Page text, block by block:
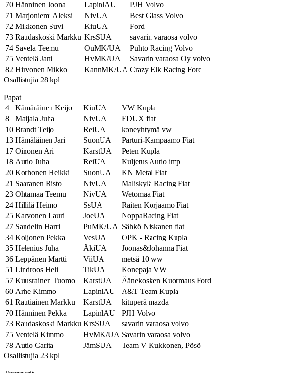
70 Hänninen Joona LapinlAU
PJH Volvo
71 Marjoniemi Aleksi NivUA
Best Glass Volvo
72 Mikkonen Suvi KiuUA
Ford
73 Raudaskoski Markku KrsSUA
savarin varaosa volvo
74 Savela Teemu OuMK/UA
Puhto Racing Volvo
75 Ventelä Jani HvMK/UA
Savarin varaosa Oy volvo
82 Hirvonen Mikko KannMK/UA Crazy Elk Racing Ford
Osallistujia 28 kpl
Papat
4
Kämäräinen Keijo KiuUA
VW Kupla
8
Maijala Juha NivUA
EDUX fiat
10 Brandt Teijo ReiUA
koneyhtymä vw
13 Hämäläinen Jari SuonUA
Parturi-Kampaamo Fiat
17 Oinonen Ari KarstUA
Peten Kupla
18 Autio Juha ReiUA
Kuljetus Autio imp
20 Korhonen Heikki SuonUA
KN Metal Fiat
21 Saaranen Risto NivUA
Maliskylä Racing Fiat
23 Ohtamaa Teemu NivUA
Wetomaa Fiat
24 Hillilä Heimo SsUA
Raiten Korjaamo Fiat
25 Karvonen Lauri JoeUA
NoppaRacing Fiat
27 Sandelin Harri PuMK/UA Sähkö Niskanen fiat
34 Koljonen Pekka VesUA
OPK - Racing Kupla
35 Helenius Juha ÄkiUA
Joonas&Johanna Fiat
36 Leppänen Martti ViiUA
metsä 10 ww
51 Lindroos Heli TikUA
Konepaja VW
57 Kuusrainen Tuomo KarstUA
Äänekosken Kuormaus Ford
60 Arhe Kimmo LapinlAU
A&T Team Kupla
61 Rautiainen Markku KarstUA
kituperä mazda
70 Hänninen Pekka LapinlAU
PJH Volvo
73 Raudaskoski Markku KrsSUA
savarin varaosa volvo
75 Ventelä Kimmo HvMK/UA Savarin varaosa volvo
78 Autio Carita JämSUA
Team V Kukkonen, Pösö
Osallistujia 23 kpl